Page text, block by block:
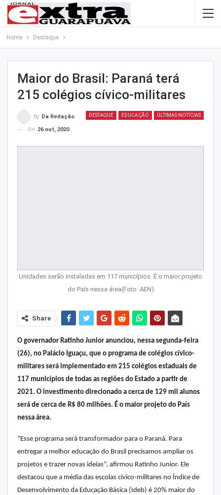
Home Destaque
Maior do Brasil: Paraná terá
215 colégios cívico-militares
DESTAQUE EDUCAÇÃO ÚLTIMAS NOTÍCIAS
By Da Redação
On 26 out, 2020
Unidades serão instaladas em 117 municípios. É o maior projeto
do País nessa área(Foto: AEN)
Share
O governador Ratinho Junior anunciou, nessa segunda-feira
(26), no Palácio Iguaçu, que o programa de colégios cívico-
militares será implementado em 215 colégios estaduais de
117 municípios de todas as regiões do Estado a partir de
2021. O investimento direcionado a cerca de 129 mil alunos
será de cerca de R$ 80 milhões. É o maior projeto do País
nessa área.
“Esse programa será transformador para o Paraná. Para
entregar a melhor educação do Brasil precisamos ampliar os
projetos e trazer novas ideias”, afirmou Ratinho Junior. Ele
destacou que a média das escolas cívico-militares no Índice de
Desenvolvimento da Educação Básica (Ideb) é 20% maior do